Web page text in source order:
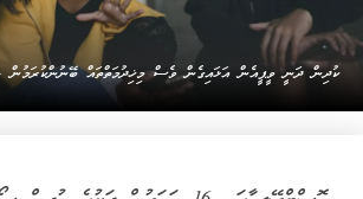
ކުދިން ދަނީ ވީޕީއެން އަޅައިގެން ވެސް މިޚިދުމަތްތައް ބޭނުންކުރަމުން